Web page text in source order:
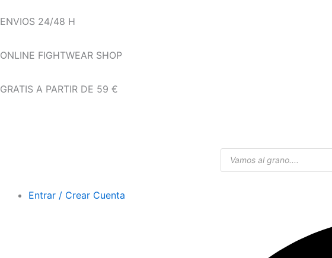
al
ENVIOS 24/48 H
ONLINE FIGHTWEAR SHOP
GRATIS A PARTIR DE 59 €
Entrar / Crear Cuenta